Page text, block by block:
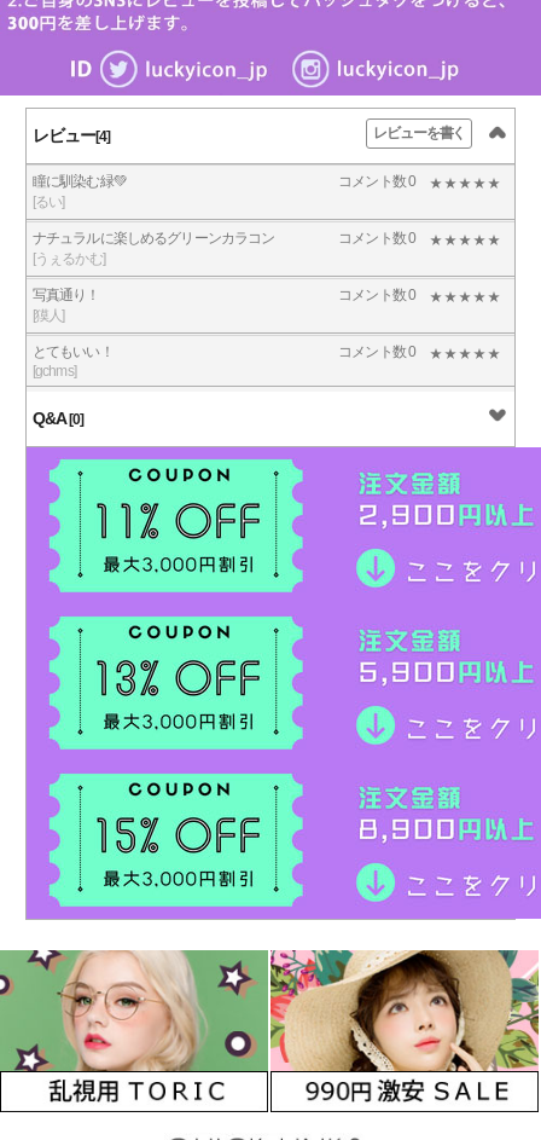
レビュー[4]
瞳に馴染む緑💚
[るい]
コメント数 0
ナチュラルに楽しめるグリーンカラコン
[うぇるかむ]
コメント数 0
写真通り！
[獏人]
コメント数 0
とてもいい！
[gchms]
コメント数 0
レビューを書く
Q&A[0]